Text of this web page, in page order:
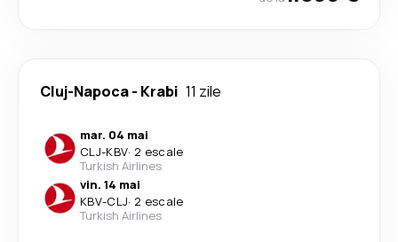
Cluj-Napoca- Krabi 11 zile
mar. 04 mai
CLJ-KBV· 2 escale
Turkish Airlines
vin. 14 mai
KBV-CLJ· 2 escale
Turkish Airlines